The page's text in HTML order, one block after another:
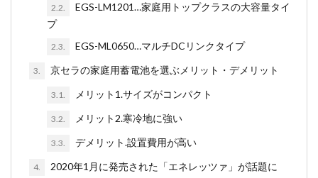
2.2.
EGS-LM1201…家庭用トップクラスの大容量タイ
プ
2.3. EGS-ML0650…マルチDCリンクタイプ
3. 京セラの家庭用蓄電池を選ぶメリット・デメリット
3.1. メリット1.サイズがコンパクト
3.2. メリット2.寒冷地に強い
3.3. デメリット.設置費用が高い
4. 2020年1月に発売された「エネレッツァ」が話題に